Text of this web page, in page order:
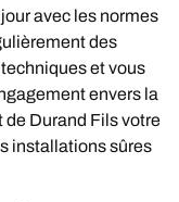
avec les normes
des
et vous
envers la
de Durand Fils votre
installations sûres